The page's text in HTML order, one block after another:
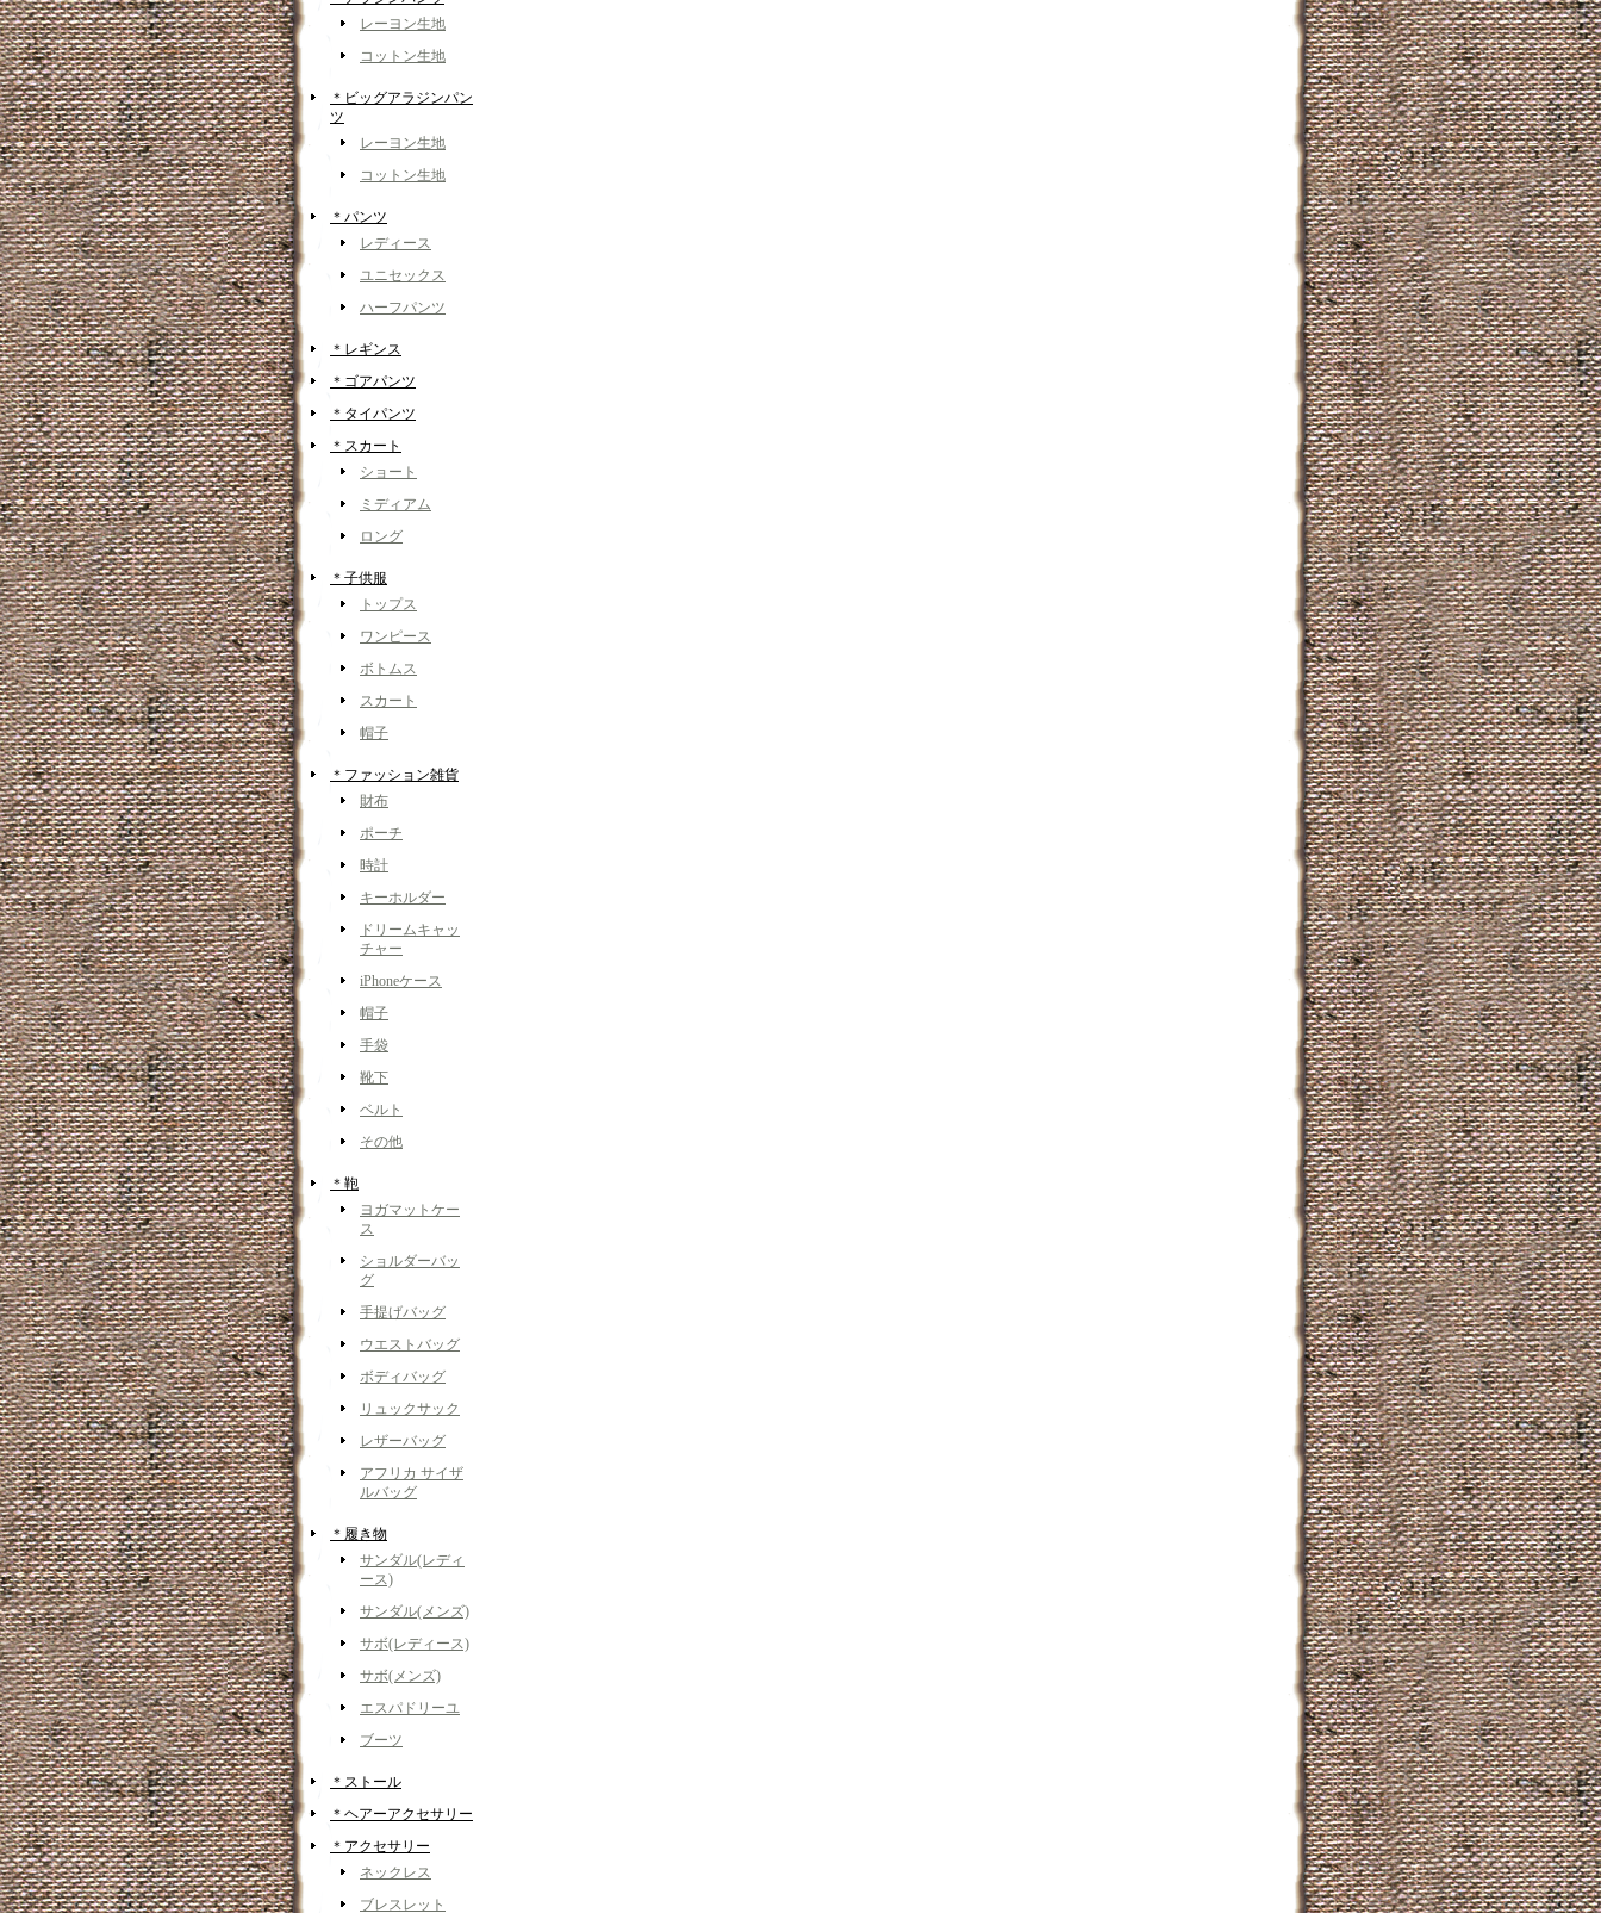
レーヨン生地
コットン生地
＊ビッグアラジンパン
ツ
レーヨン生地
コットン生地
＊パンツ
レディース
ユニセックス
ハーフパンツ
＊レギンス
＊ゴアパンツ
＊タイパンツ
＊スカート
ショート
ミディアム
ロング
＊子供服
トップス
ワンピース
ボトムス
スカート
帽子
＊ファッション雑貨
財布
ポーチ
時計
キーホルダー
ドリームキャッ
チャー
iPhoneケース
帽子
手袋
靴下
ベルト
その他
＊鞄
ヨガマットケー
ス
ショルダーバッ
グ
手提げバッグ
ウエストバッグ
ボディバッグ
リュックサック
レザーバッグ
アフリカ サイザ
ルバッグ
＊履き物
サンダル(レディ
ース)
サンダル(メンズ)
サボ(レディース)
サボ(メンズ)
エスパドリーユ
ブーツ
＊ストール
＊ヘアーアクセサリー
＊アクセサリー
ネックレス
ブレスレット